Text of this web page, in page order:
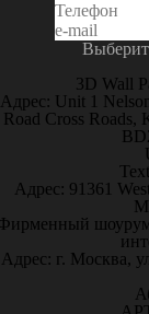
3D Wall
Адрес: Unit 1
Road Cross Roads,
Адрес: 91361
Адрес: г. Москва,